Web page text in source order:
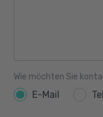
Wie möchten Sie
E-Mail